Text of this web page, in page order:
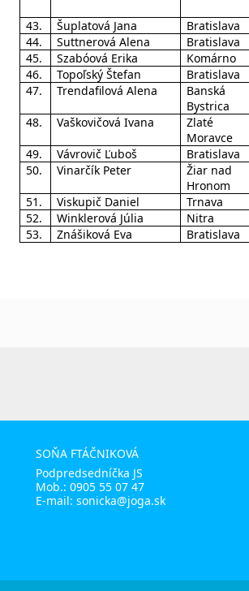
43. Šuplatová Jana Bratislava
44.
Suttnerová Alena Bratislava
45.
Szabóová Erika Komárno
46.
Topoľský Štefan Bratislava
47.
Trendafilová Alena
Banská
Bystrica
48. Vaškovičová Ivana
Zlaté
Moravce
49. Vávrovič Ľuboš Bratislava
50.
Vinarčík Peter
Žiar nad
Hronom
51. Viskupič Daniel Trnava
52.
Winklerová Júlia Nitra
53.
Znášiková Eva Bratislava
SOŇA FTÁČNIKOVÁ
Podpredsedníčka JS
Mob.: 0905 55 07 47
E-mail: sonicka@joga.sk